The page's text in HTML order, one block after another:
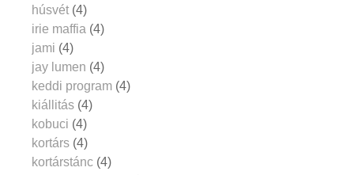
húsvét (4)
irie maffia (4)
jami (4)
jay lumen (4)
keddi program (4)
kiállitás (4)
kobuci (4)
kortárs (4)
kortárstánc (4)